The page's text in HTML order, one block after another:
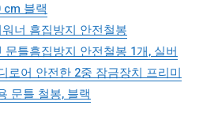
cm 블랙
너 흠집방지 안전철봉
문틀흠집방지 안전철봉 1개, 실버
로어 안전한 2중 잠금장치 프리미
문틀 철봉, 블랙